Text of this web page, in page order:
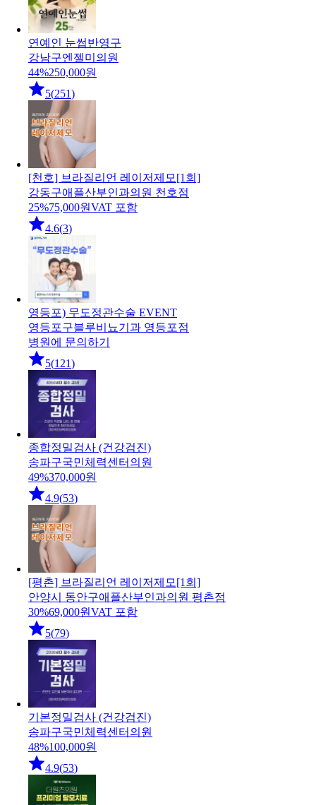
연예인 눈썹반영구
강남구엔젤미의원
44%250,000원
5(251)
[천호] 브라질리언 레이저제모[1회]
강동구애플산부인과의원 천호점
25%75,000원VAT 포함
4.6(3)
영등포) 무도정관수술 EVENT
영등포구블루비뇨기과 영등포점
병원에 문의하기
5(121)
종합정밀검사 (건강검진)
송파구국민체력센터의원
49%370,000원
4.9(53)
[평촌] 브라질리언 레이저제모[1회]
안양시 동안구애플산부인과의원 평촌점
30%69,000원VAT 포함
5(79)
기본정밀검사 (건강검진)
송파구국민체력센터의원
48%100,000원
4.9(53)